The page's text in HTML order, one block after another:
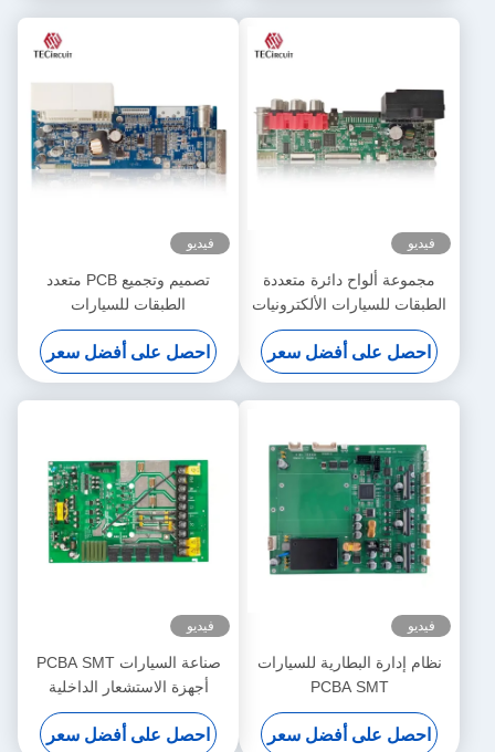
فيديو
مجموعة ألواح دائرة متعددة
الطبقات للسيارات الألكترونيات
الآلية
احصل على أفضل سعر
فيديو
تصميم وتجميع PCB متعدد
الطبقات للسيارات
احصل على أفضل سعر
فيديو
نظام إدارة البطارية للسيارات
PCBA SMT
احصل على أفضل سعر
فيديو
صناعة السيارات PCBA SMT
أجهزة الاستشعار الداخلية
احصل على أفضل سعر